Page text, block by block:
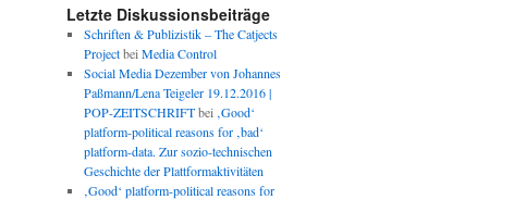
Letzte Diskussionsbeiträge
Schriften & Publizistik – The Catjects
Projectbei Media Control
Social Media Dezember von Johannes
Paßmann/Lena Teigeler 19.12.2016 |
POP-ZEITSCHRIFTbei ‚Good‘
platform-political reasons for ‚bad‘
platform-data. Zur sozio-technischen
Geschichte der Plattformaktivitäten
‚Good‘ platform-political reasons for